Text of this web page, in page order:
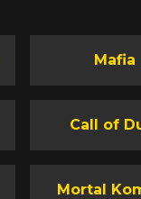
Mafia
Call of
Mortal